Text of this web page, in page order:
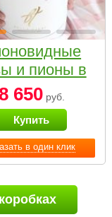
в один клик
и пионы в
коробке
Small
650руб.
Купить